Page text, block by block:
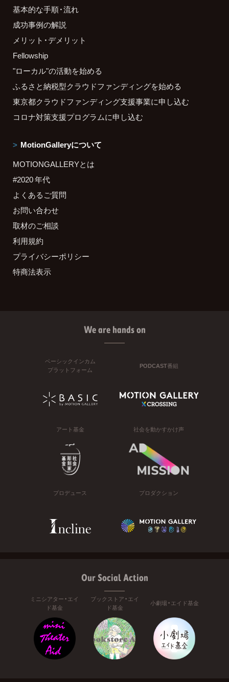
基本的な手順・流れ
成功事例の解説
メリット・デメリット
Fellowship
"ローカル"の活動を始める
ふるさと納税型クラウドファンディングを始める
東京都クラウドファンディング支援事業に申し込む
コロナ対策支援プログラムに申し込む
MotionGalleryについて
MOTIONGALLERYとは
#2020 年代
よくあるご質問
お問い合わせ
取材のご相談
利用規約
プライバシーポリシー
特商法表示
We are hands on
ベーシックインカム
プラットフォーム
PODCAST番組
アート基金 社会を動かすかけ声
プロデュース プロダクション
Our Social Action
ミニシアター・エイ
ド基金
ブックストア・エイ
ド基金
小劇場・エイド基金